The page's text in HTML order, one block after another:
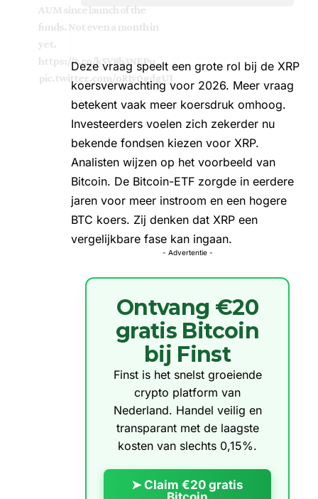
AUM since launch of the
funds. Not even a month in
yet.
https://t.co/k5V8h3NEPu
pic.twitter.com/oR1y0gdgUJ
Deze vraag speelt een grote rol bij de XRP
koersverwachting voor 2026. Meer vraag
betekent vaak meer koersdruk omhoog.
Investeerders voelen zich zekerder nu
bekende fondsen kiezen voor XRP.
Analisten wijzen op het voorbeeld van
Bitcoin. De Bitcoin-ETF zorgde in eerdere
jaren voor meer instroom en een hogere
BTC koers. Zij denken dat XRP een
vergelijkbare fase kan ingaan.
- Advertentie -
Ontvang €20
gratis Bitcoin
bij Finst
Finst is het snelst groeiende
crypto platform van
Nederland. Handel veilig en
transparant met de laagste
kosten van slechts 0,15%.
➤ Claim €20 gratis